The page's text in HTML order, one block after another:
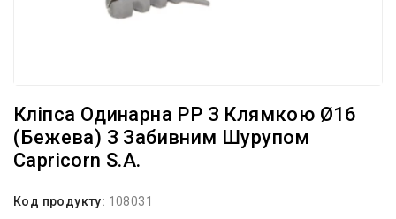
Кліпса Одинарна PP З Клямкою Ø16
(бежева) З Забивним Шурупом
Capricorn S.A.
Код продукту: 108031